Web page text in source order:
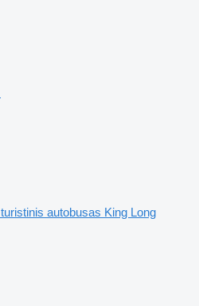
turistinis autobusas King Long